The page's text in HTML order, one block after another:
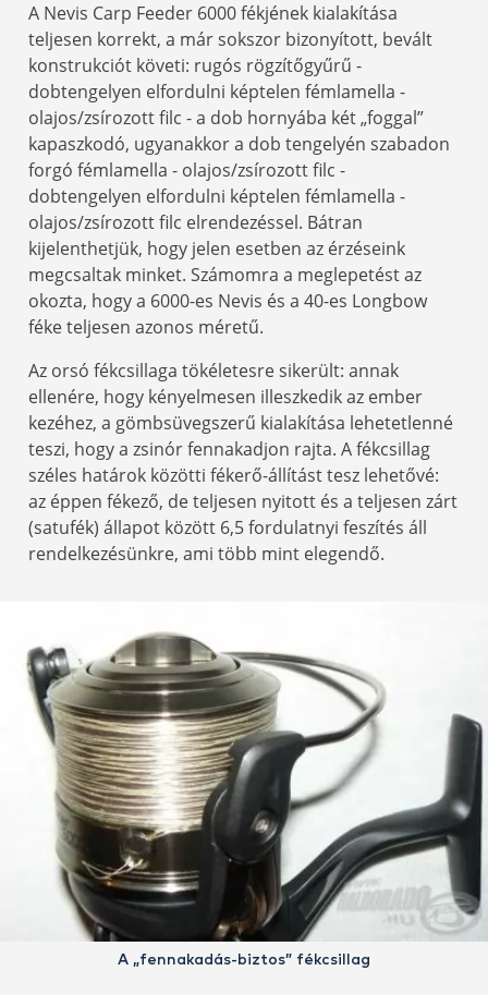
A Nevis Carp Feeder 6000 fékjének kialakítása
teljesen korrekt, a már sokszor bizonyított, bevált
konstrukciót követi: rugós rögzítőgyűrű -
dobtengelyen elfordulni képtelen fémlamella -
olajos/zsírozott filc - a dob hornyába két „foggal”
kapaszkodó, ugyanakkor a dob tengelyén szabadon
forgó fémlamella - olajos/zsírozott filc -
dobtengelyen elfordulni képtelen fémlamella -
olajos/zsírozott filc elrendezéssel. Bátran
kijelenthetjük, hogy jelen esetben az érzéseink
megcsaltak minket. Számomra a meglepetést az
okozta, hogy a 6000-es Nevis és a 40-es Longbow
féke teljesen azonos méretű.
Az orsó fékcsillaga tökéletesre sikerült: annak
ellenére, hogy kényelmesen illeszkedik az ember
kezéhez, a gömbsüvegszerű kialakítása lehetetlenné
teszi, hogy a zsinór fennakadjon rajta. A fékcsillag
széles határok közötti fékerő-állítást tesz lehetővé:
az éppen fékező, de teljesen nyitott és a teljesen zárt
(satufék) állapot között 6,5 fordulatnyi feszítés áll
rendelkezésünkre, ami több mint elegendő.
A „fennakadás-biztos” fékcsillag